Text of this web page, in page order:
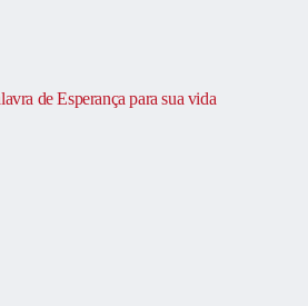
de Esperança para sua vida